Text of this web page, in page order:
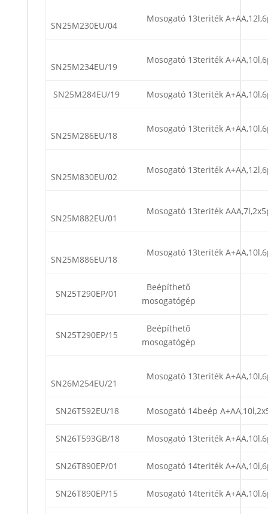
SN25M230EU/04
Mosogató 13teriték
SN25M234EU/19
Mosogató 13teriték
SN25M284EU/19 Mosogató 13teriték
SN25M286EU/18
Mosogató 13teriték
SN25M830EU/02
Mosogató 13teriték
SN25M882EU/01
Mosogató 13teriték
SN25M886EU/18
Mosogató 13teriték
SN25T290EP/01
Beépíthető
mosogatógép
SN25T290EP/15
Beépíthető
mosogatógép
SN26M254EU/21
Mosogató 13teriték
SN26T592EU/18 Mosogató 14beép
SN26T593GB/18 Mosogató 13teriték
SN26T890EP/01 Mosogató 14teriték
SN26T890EP/15 Mosogató 14teriték